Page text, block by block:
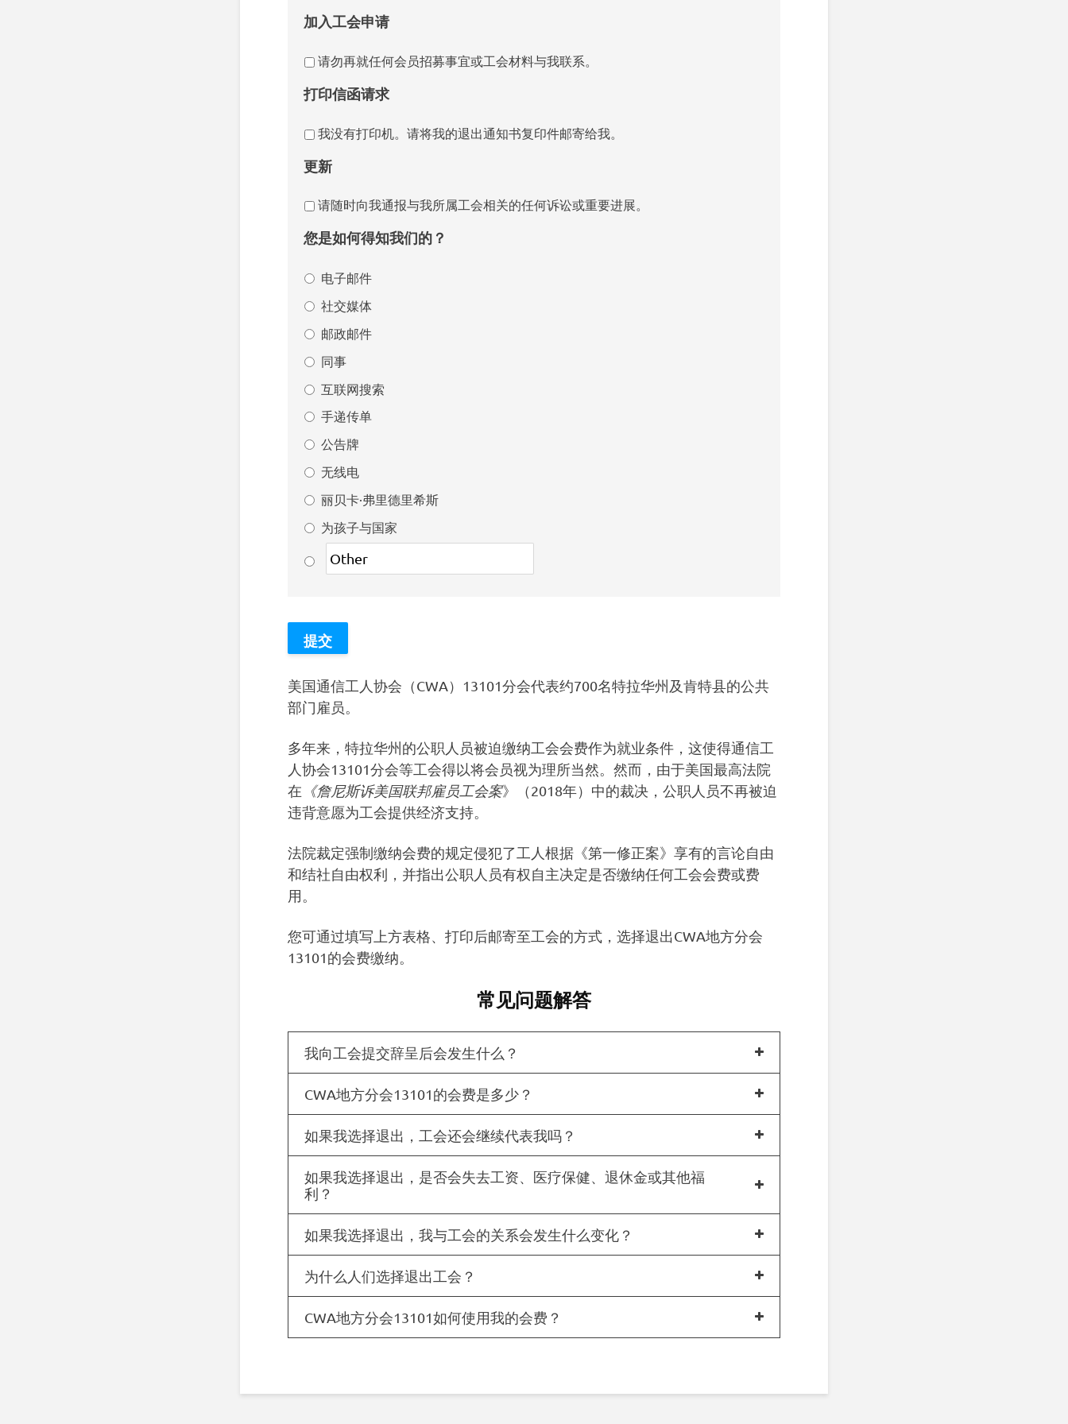
加入工会申请
请勿再就任何会员招募事宜或工会材料与我联系。
打印信函请求
我没有打印机。请将我的退出通知书复印件邮寄给我。
更新
请随时向我通报与我所属工会相关的任何诉讼或重要进展。
您是如何得知我们的？
电子邮件
社交媒体
邮政邮件
同事
互联网搜索
手递传单
公告牌
无线电
丽贝卡·弗里德里希斯
为孩子与国家
美国通信工人协会（CWA）13101分会代表约700名特拉华州及肯特县的公共
部门雇员。
多年来，特拉华州的公职人员被迫缴纳工会会费作为就业条件，这使得通信工
人协会13101分会等工会得以将会员视为理所当然。然而，由于美国最高法院
在 《詹尼斯诉美国联邦雇员工会案》（2018年）中的裁决，公职人员不再被迫
违背意愿为工会提供经济支持。
法院裁定强制缴纳会费的规定侵犯了工人根据《第一修正案》享有的言论自由
和结社自由权利，并指出公职人员有权自主决定是否缴纳任何工会会费或费
用。
您可通过填写上方表格、打印后邮寄至工会的方式，选择退出CWA地方分会
13101的会费缴纳。
常见问题解答
我向工会提交辞呈后会发生什么？
CWA地方分会13101的会费是多少？
如果我选择退出，工会还会继续代表我吗？
如果我选择退出，是否会失去工资、医疗保健、退休金或其他福
利？
如果我选择退出，我与工会的关系会发生什么变化？
为什么人们选择退出工会？
CWA地方分会13101如何使用我的会费？